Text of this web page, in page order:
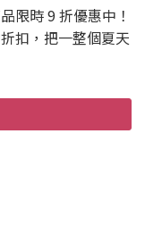
限時 9 折優惠中！
扣，把一整個夏天